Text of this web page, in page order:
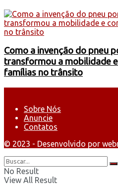
Como a invenção do pneu
transformou a mobilidade
famílias no trânsito
Sobre Nós
Anuncie
Contatos
© 2023 - Desenvolvido por
No Result
View All Result